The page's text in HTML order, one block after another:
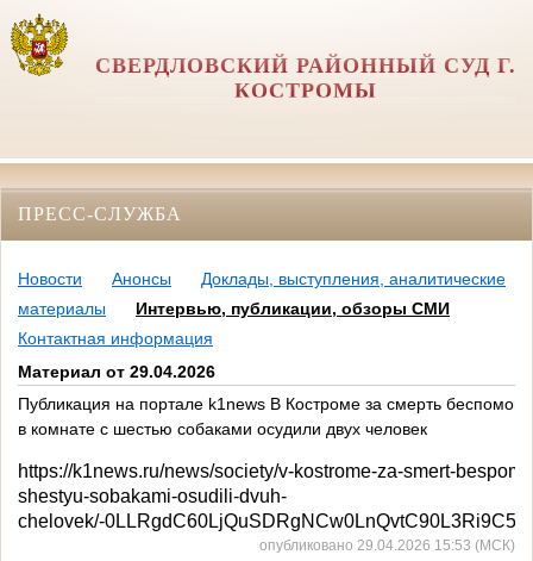
СВЕРДЛОВСКИЙ РАЙОННЫЙ СУД Г.
КОСТРОМЫ
ПРЕСС-СЛУЖБА
Новости Анонсы
Доклады, выступления, аналитические
материалы
Интервью, публикации, обзоры СМИ
Контактная информация
Материал от 29.04.2026
Публикация на портале k1news В Костроме за смерть
в комнате с шестью собаками осудили двух человек
https://k1news.ru/news/society/v-kostrome-za-smert-
shestyu-sobakami-osudili-dvuh-
chelovek/-
опубликовано 29.04.2026 15:53 (МСК)